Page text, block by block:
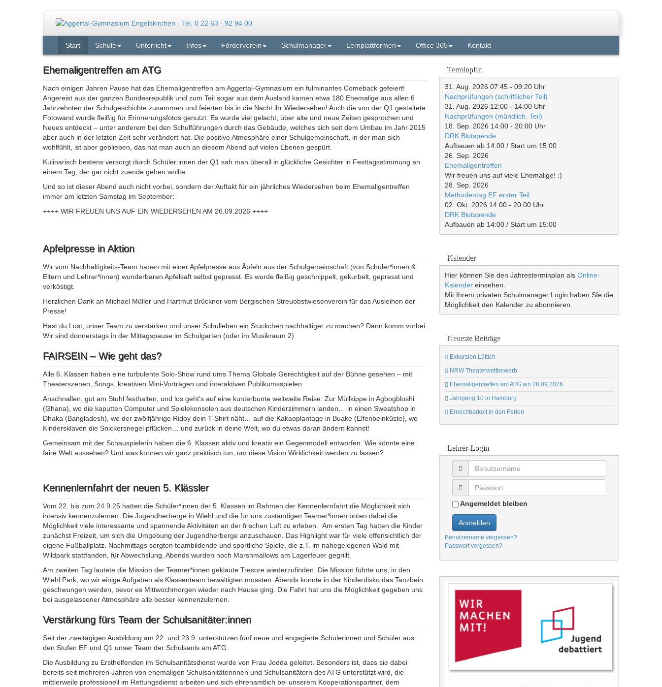
Start Schule Unterricht Infos Förderverein Schulmanager Lernplattformen Office 365 Kontakt
Ehemaligentreffen am ATG
Nach einigen Jahren Pause hat das Ehemaligentreffen am Aggertal-Gymnasium ein fulminantes Comeback gefeiert!
Angereist aus der ganzen Bundesrepublik und zum Teil sogar aus dem Ausland kamen etwa 180 Ehemalige aus allen 6
Jahrzehnten der Schulgeschichte zusammen und feierten bis in die Nacht ihr Wiedersehen! Auch die von der Q1 gestaltete
Fotowand wurde fleißig für Erinnerungsfotos genutzt. Es wurde viel gelacht, über alte und neue Zeiten gesprochen und
Neues entdeckt – unter anderem bei den Schulführungen durch das Gebäude, welches sich seit dem Umbau im Jahr 2015
aber auch in der letzten Zeit sehr verändert hat. Die positive Atmosphäre einer Schulgemeinschaft, in der man sich
wohlfühlt, ist aber geblieben, das hat man auch an diesem Abend auf vielen Ebenen gespürt.
Kulinarisch bestens versorgt durch Schüler:innen der Q1 sah man überall in glückliche Gesichter in Festtagsstimmung an
einem Tag, der gar nicht zuende gehen wollte.
Und so ist dieser Abend auch nicht vorbei, sondern der Auftakt für ein jährliches Wiedersehen beim Ehemaligentreffen
immer am letzten Samstag im September:
++++ WIR FREUEN UNS AUF EIN WIEDERSEHEN AM 26.09.2026 ++++
Apfelpresse in Aktion
Wir vom Nachhaltigkeits-Team haben mit einer Apfelpresse aus Äpfeln aus der Schulgemeinschaft (von Schüler*innen &
Eltern und Lehrer*innen) wunderbaren Apfelsaft selbst gepresst. Es wurde fleißig geschnippelt, gekurbelt, gepresst und
verköstigt.
Herzlichen Dank an Michael Müller und Hartmut Brückner vom Bergischen Streuobstwiesenverein für das Ausleihen der
Presse!
Hast du Lust, unser Team zu verstärken und unser Schulleben ein Stückchen nachhaltiger zu machen? Dann komm vorbei:
Wir sind donnerstags in der Mittagspause im Schulgarten (oder im Musikraum 2).
FAIRSEIN – Wie geht das?
Alle 6. Klassen haben eine turbulente Solo-Show rund ums Thema Globale Gerechtigkeit auf der Bühne gesehen – mit
Theaterszenen, Songs, kreativen Mini-Vorträgen und interaktiven Publikumsspielen.
Anschnallen, gut am Stuhl festhalten, und los geht‘s auf eine kunterbunte weltweite Reise: Zur Müllkippe in Agbogbloshi
(Ghana), wo die kaputten Computer und Spielekonsolen aus deutschen Kinderzimmern landen… in einen Sweatshop in
Dhaka (Bangladesh), wo der zwölfjährige Ridoy dein T-Shirt näht… auf die Kakaoplantage in Buake (Elfenbeinküste), wo
Kindersklaven die Snickersriegel pflücken… und zurück in deine Welt, wo du etwas daran ändern kannst!
Gemeinsam mit der Schauspielerin haben die 6. Klassen aktiv und kreativ ein Gegenmodell entworfen: Wie könnte eine
faire Welt aussehen? Und was können wir ganz praktisch tun, um diese Vision Wirklichkeit werden zu lassen?
Kennenlernfahrt der neuen 5. Klässler
Vom 22. bis zum 24.9.25 hatten die Schüler*innen der 5. Klassen im Rahmen der Kennenlernfahrt die Möglichkeit sich
intensiv kennenzulernen. Die Jugendherberge in Wiehl und die für uns zuständigen Teamer*innen boten dabei die
Möglichkeit viele interessante und spannende Aktivitäten an der frischen Luft zu erleben. Am ersten Tag hatten die Kinder
zunächst Freizeit, um sich die Umgebung der Jugendherberge anzuschauen. Das Highlight war für viele offensichtlich der
eigene Fußballplatz. Nachmittags sorgten teambildende und sportliche Spiele, die z.T. im nahegelegenen Wald mit
Wildpark stattfanden, für Abwechslung. Abends wurden noch Marshmallows am Lagerfeuer gegrillt.
Am zweiten Tag lautete die Mission der Teamer*innen geklaute Tresore wiederzufinden. Die Mission führte uns, in den
Wiehl Park, wo wir einige Aufgaben als Klassenteam bewältigten mussten. Abends konnte in der Kinderdisko das Tanzbein
geschwungen werden, bevor es Mittwochmorgen wieder nach Hause ging. Die Fahrt hat uns die Möglichkeit gegeben uns
bei ausgelassener Atmosphäre alle besser kennenzulernen.
Verstärkung fürs Team der Schulsanitäter:innen
Seit der zweitägigen Ausbildung am 22. und 23.9. unterstützen fünf neue und engagierte Schülerinnen und Schüler aus
den Stufen EF und Q1 unser Team der Schulsanis am ATG.
Die Ausbildung zu Ersthelfenden im Schulsanitätsdienst wurde von Frau Jodda geleitet. Besonders ist, dass sie dabei
bereits seit mehreren Jahren von ehemaligen Schulsanitäterinnen und Schulsanitätern des ATG unterstützt wird, die
mittlerweile professionell im Rettungsdienst arbeiten und sich ehrenamtlich bei unserem Kooperationspartner, dem
Terminplan
31. Aug. 2026 07:45 - 09:20 Uhr
Nachprüfungen (schriftlicher Teil)
31. Aug. 2026 12:00 - 14:00 Uhr
Nachprüfungen (mündlich. Teil)
18. Sep. 2026 14:00 - 20:00 Uhr
DRK Blutspende
Aufbauen ab 14:00 / Start um 15:00
26. Sep. 2026
Ehemaligentreffen
Wir freuen uns auf viele Ehemalige! :)
28. Sep. 2026
Methodentag EF erster Teil
02. Okt. 2026 14:00 - 20:00 Uhr
DRK Blutspende
Aufbauen ab 14:00 / Start um 15:00
Kalender
Hier können Sie den Jahresterminplan als Online-
Kalender einsehen.
Mit Ihrem privaten Schulmanager Login haben SIe die
Möglichkeit den Kalender zu abonnieren.
Neueste Beiträge
Exkursion Lüttich
NRW Theaterwettbewerb
Ehemaligentreffen am ATG am 26.09.2026
Jahrgang 10 in Hamburg
Erreichbarkeit in den Ferien
Lehrer-Login
Angemeldet bleiben
Anmelden
Benutzername vergessen?
Passwort vergessen?